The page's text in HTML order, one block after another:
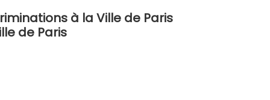
à la Ville de Paris
de Paris